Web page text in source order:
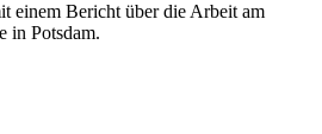
einem Bericht über die Arbeit am
in Potsdam.